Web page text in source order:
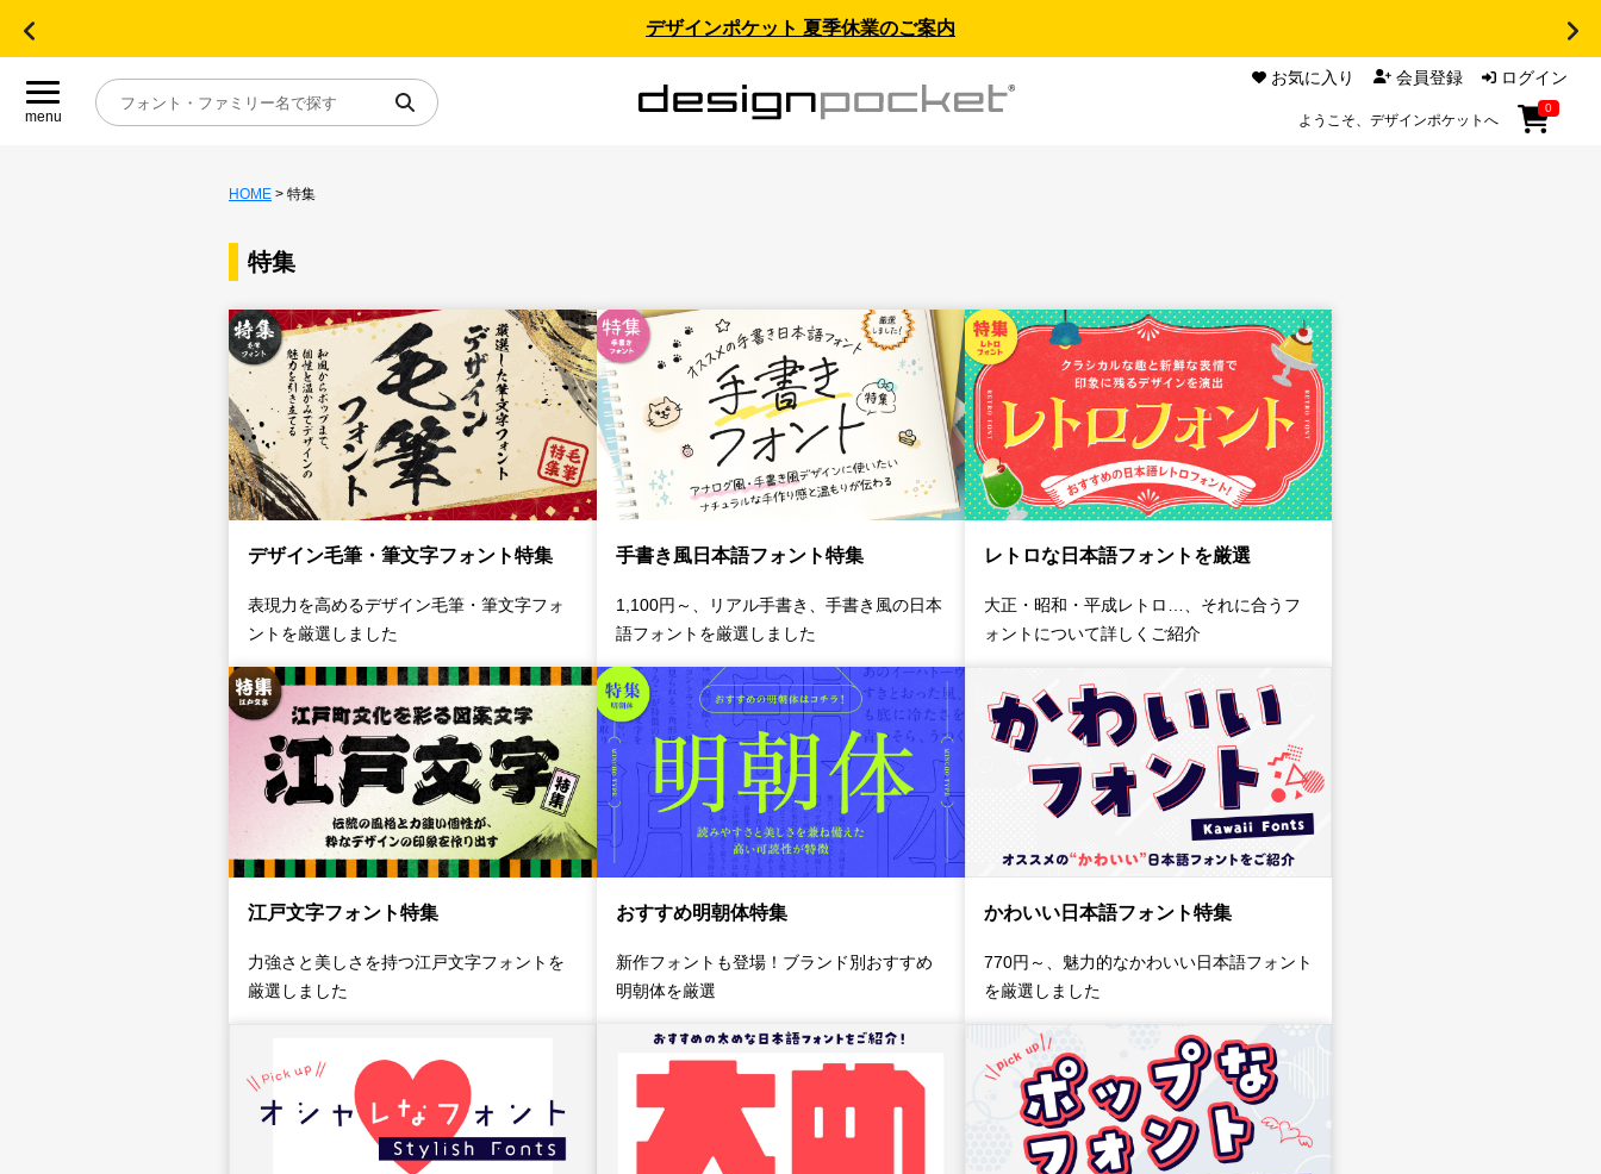
デザインポケット 夏季休業のご案内
menu
お気に入り 会員登録 ログイン
ようこそ、デザインポケットへ
0
HOME > 特集
特集
デザイン毛筆・筆文字フォント特集
表現力を高めるデザイン毛筆・筆文字フォ
ントを厳選しました
手書き風日本語フォント特集
1,100円～、リアル手書き、手書き風の日本
語フォントを厳選しました
レトロな日本語フォントを厳選
大正・昭和・平成レトロ…、それに合うフ
ォントについて詳しくご紹介
江戸文字フォント特集
力強さと美しさを持つ江戸文字フォントを
厳選しました
おすすめ明朝体特集
新作フォントも登場！ブランド別おすすめ
明朝体を厳選
かわいい日本語フォント特集
770円～、魅力的なかわいい日本語フォント
を厳選しました